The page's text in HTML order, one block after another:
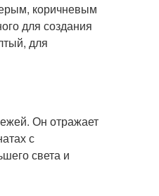
коричневым
для создания
для
Он отражает
с
света и